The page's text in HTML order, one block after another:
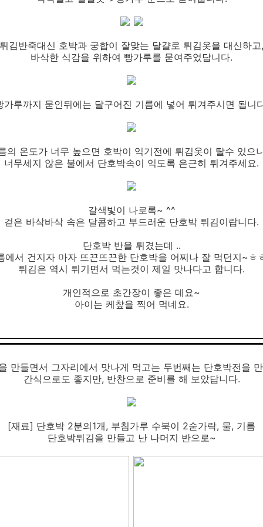
튀김반죽대신 호박과 궁합이 잘맞는 달걀로 튀김옷을 대신하고,
바삭한 식감을 위하여 빵가루를 묻여주었답니다.
가루까지 묻인뒤에는 달구어진 기름에 넣어 튀겨주시면 됩니
의 온도가 너무 높으면 호박이 익기전에 튀김옷이 탈수 있으
너무세지 않은 불에서 단호박속이 익도록 은근히 튀겨주세요.
갈색빛이 나로록~ ^^
겉은 바삭바삭 속은 달콤하고 부드러운 단호박 튀김이랍니다.
단호박 반을 튀겼는데 ..
에서 건지자 마자 뜨끈뜨끈한 단호박을 어찌나 잘 먹던지~ㅎ
튀김은 역시 튀기면서 먹는것이 제일 맛나다고 합니다.
개인적으로 초간장이 좋은 데요~
아이는 케챂을 찍어 먹네요.
만들면서 그자리에서 맛나게 먹고는 두번째는 단호박전을
간식으로도 좋지만, 반찬으로 준비를 해 보았답니다.
[재료] 단호박 2분의1개, 부침가루 수북이 2숟가락, 물, 기름
단호박튀김을 만들고 난 나머지 반으로~